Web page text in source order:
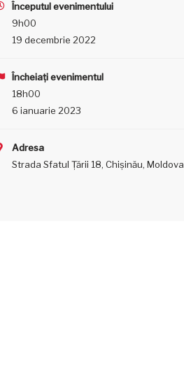
Începutul evenimentului
9h00
19 decembrie 2022
Încheiați evenimentul
18h00
6 ianuarie 2023
Adresa
Strada Sfatul Țării 18, Chișinău, Moldova